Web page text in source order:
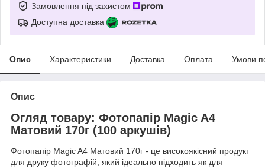
Замовлення під захистом
Доступна доставка
Опис Характеристики Доставка Оплата Умови
Опис
Огляд товару: Фотопапір Magic A4
Матовий 170г (100 аркушів)
Фотопапір Magic A4 Матовий 170г - це високоякісний продукт
для друку фотографій, який ідеально підходить як для